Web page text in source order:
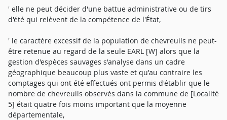
' elle ne peut décider d'une battue administrative ou de tirs
d'été qui relèvent de la compétence de l'État,
' le caractère excessif de la population de chevreuils ne peut-
être retenue au regard de la seule EARL [W] alors que la
gestion d'espèces sauvages s'analyse dans un cadre
géographique beaucoup plus vaste et qu'au contraire les
comptages qui ont été effectués ont permis d'établir que le
nombre de chevreuils observés dans la commune de [Localité
5] était quatre fois moins important que la moyenne
départementale,